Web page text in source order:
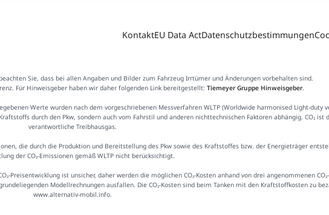
KontaktEU Data ActDatenschutzbestimmungen
Sie, dass bei allen Angaben und Bilder zum Fahrzeug Irrtümer und Änderungen vorbehalten sind.
Für Hinweisgeber haben wir daher folgenden Link bereitgestellt: Tiemeyer Gruppe Hinweisgeber.
Werte wurden nach dem vorgeschriebenen Messverfahren WLTP (Worldwide harmonised Light-duty
durch den Pkw, sondern auch vom Fahrstil und anderen nichttechnischen Faktoren abhängig. CO₂
verantwortliche Treibhausgas.
die durch die Produktion und Bereitstellung des Pkw sowie des Kraftstoffes bzw. der Energieträger
der CO₂-Emissionen gemäß WLTP nicht berücksichtigt.
ist unsicher, daher werden die möglichen CO₂-Kosten anhand von drei angenommenen
Modellrechnungen ausfallen. Die CO₂-Kosten sind beim Tanken mit den Kraftstoffkosten zu
www.alternativ-mobil.info.